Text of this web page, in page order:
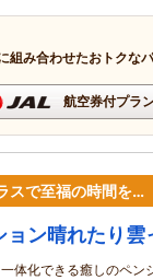
組み合わせたおトクな
航空券付プラ
スで至福の時間を…
ョン晴れたり雲
体化できる癒しのペン